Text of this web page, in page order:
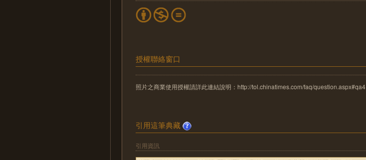
授權聯絡窗口
照片之商業使用授權請詳此連結說明：http://tol.chinatimes.com/faq/question.aspx#qa4
引用這筆典藏
引用資訊